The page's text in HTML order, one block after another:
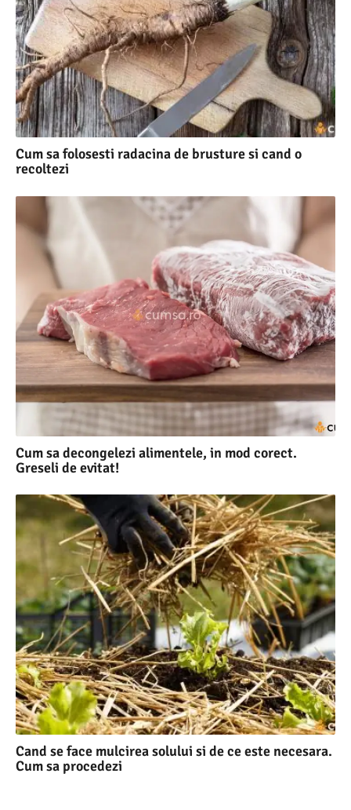
Cum sa folosesti radacina de brusture si cand o
recoltezi
Cum sa decongelezi alimentele, in mod corect.
Greseli de evitat!
Cand se face mulcirea solului si de ce este necesara.
Cum sa procedezi